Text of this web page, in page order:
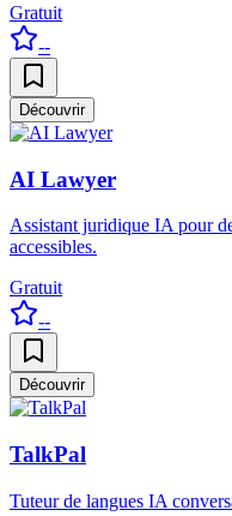
Gratuit
--
Découvrir
AI Lawyer
Assistant juridique IA pour
accessibles.
Gratuit
--
Découvrir
TalkPal
Tuteur de langues IA